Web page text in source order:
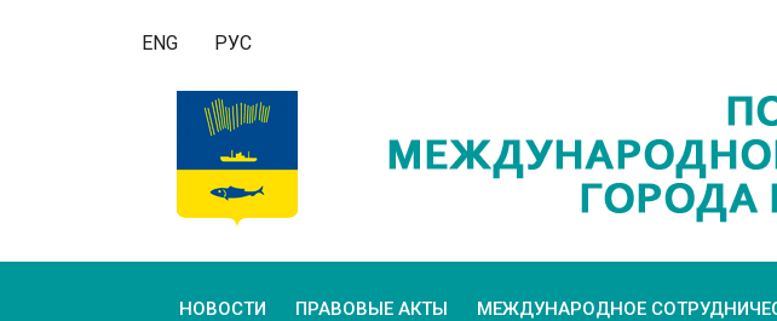
ENG РУС
НОВОСТИ ПРАВОВЫЕ АКТЫ МЕЖДУНАРОДНОЕ